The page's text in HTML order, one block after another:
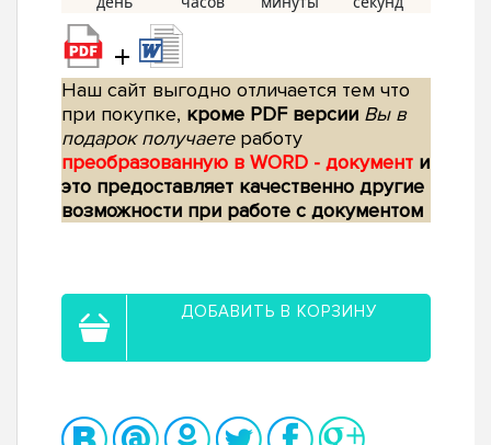
+
Наш сайт выгодно отличается тем что
при покупке, кроме PDF версии Вы в
подарок получаетеработу
преобразованную в WORD - документ и
это предоставляет качественно другие
возможности при работе с документом
ДОБАВИТЬ В КОРЗИНУ